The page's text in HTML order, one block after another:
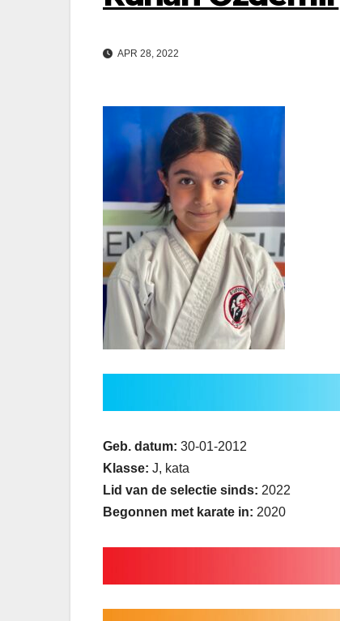
APR 28, 2022
Geb. datum: 30-01-2012
Klasse: J, kata
Lid van de selectie sinds: 2022
Begonnen met karate in: 2020